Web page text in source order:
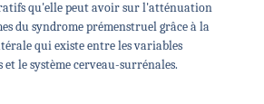
qu'elle peut avoir sur l'atténuation
du syndrome prémenstruel grâce à la
qui existe entre les variables
le système cerveau-surrénales.